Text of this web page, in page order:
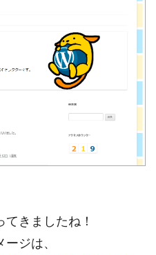
きましたね！
ジは、